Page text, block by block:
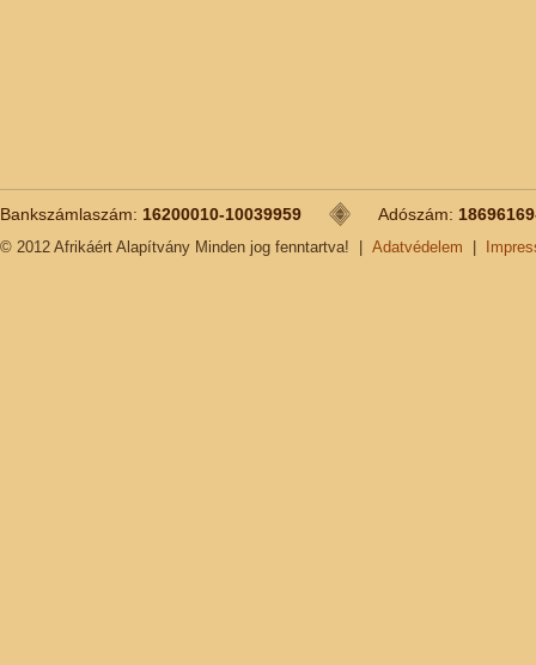
Bankszámlaszám: 16200010-10039959 Adószám:
© 2012 Afrikáért Alapítvány Minden jog fenntartva! Adatvédelem